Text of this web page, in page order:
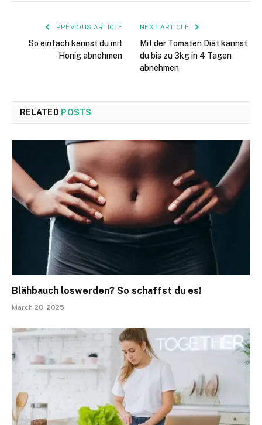
PREVIOUS ARTICLE
So einfach kannst du mit
Honig abnehmen
NEXT ARTICLE
Mit der Tomaten Diät kannst
du bis zu 3kg in 4 Tagen
abnehmen
RELATED POSTS
Blähbauch loswerden? So schaffst du es!
March 28, 2025